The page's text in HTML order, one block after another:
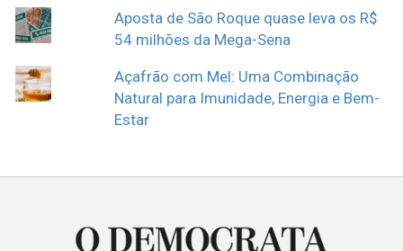
Aposta de São Roque quase leva os R$
54 milhões da Mega-Sena
Açafrão com Mel: Uma Combinação
Natural para Imunidade, Energia e Bem-
Estar